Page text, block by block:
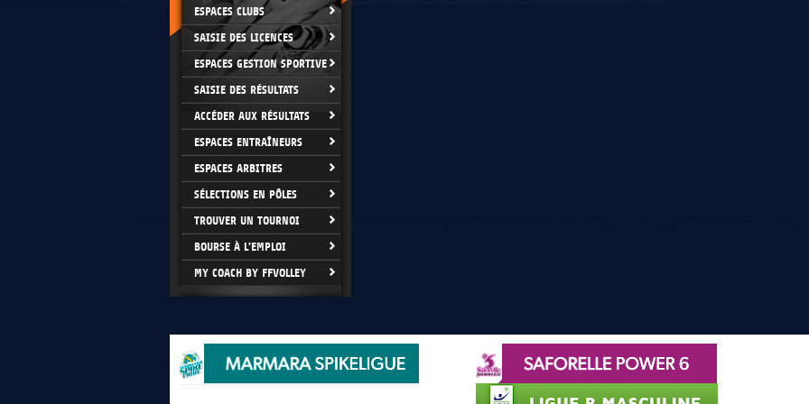
ESPACES CLUBS
SAISIE DES LICENCES
ESPACES GESTION SPORTIVE
SAISIE DES RÉSULTATS
ACCÉDER AUX RÉSULTATS
ESPACES ENTRAÎNEURS
ESPACES ARBITRES
SÉLECTIONS EN PÔLES
TROUVER UN TOURNOI
BOURSE À L'EMPLOI
MY COACH BY FFVOLLEY